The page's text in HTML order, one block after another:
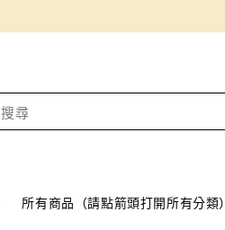
搜尋
所有商品（請點箭頭打開所有分類）